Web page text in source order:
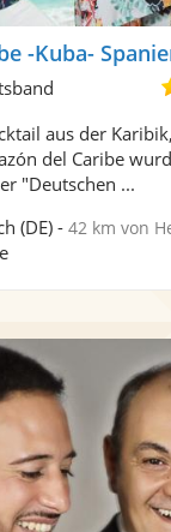
aus der
del Caribe
"Deutschen ...
(DE) -42 km von